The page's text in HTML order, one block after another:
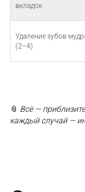
вкладок
Удаление зубов
(2–4)
📎 Всё —
каждый случай —